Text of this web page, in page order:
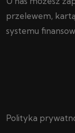
przelewem,
systemu
Polityka